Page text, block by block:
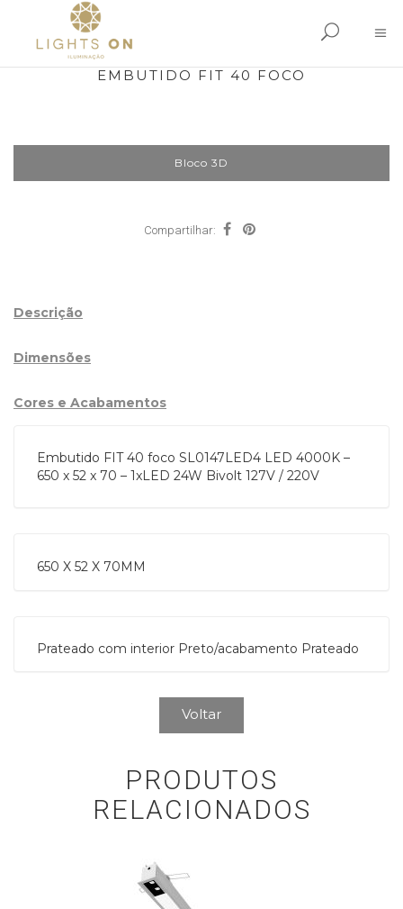
EMBUTIDO FIT 40 FOCO
Bloco 3D
Compartilhar:
Descrição
Dimensões
Cores e Acabamentos
Embutido FIT 40 foco SL0147LED4 LED 4000K –
650 x 52 x 70 – 1xLED 24W Bivolt 127V / 220V
650 X 52 X 70MM
Prateado com interior Preto/acabamento Prateado
Voltar
PRODUTOS
RELACIONADOS